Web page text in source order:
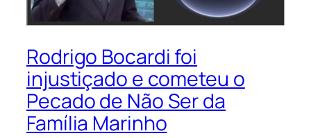
Rodrigo Bocardi foi
injustiçado e cometeu o
Pecado de Não Ser da
Família Marinho